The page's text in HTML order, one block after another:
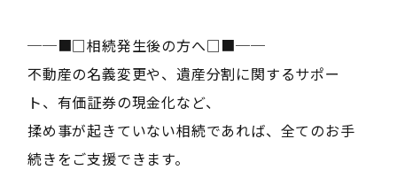
──■□相続発生後の方へ□■──
不動産の名義変更や、遺産分割に関するサポー
ト、有価証券の現金化など、
揉め事が起きていない相続であれば、全てのお手
続きをご支援できます。